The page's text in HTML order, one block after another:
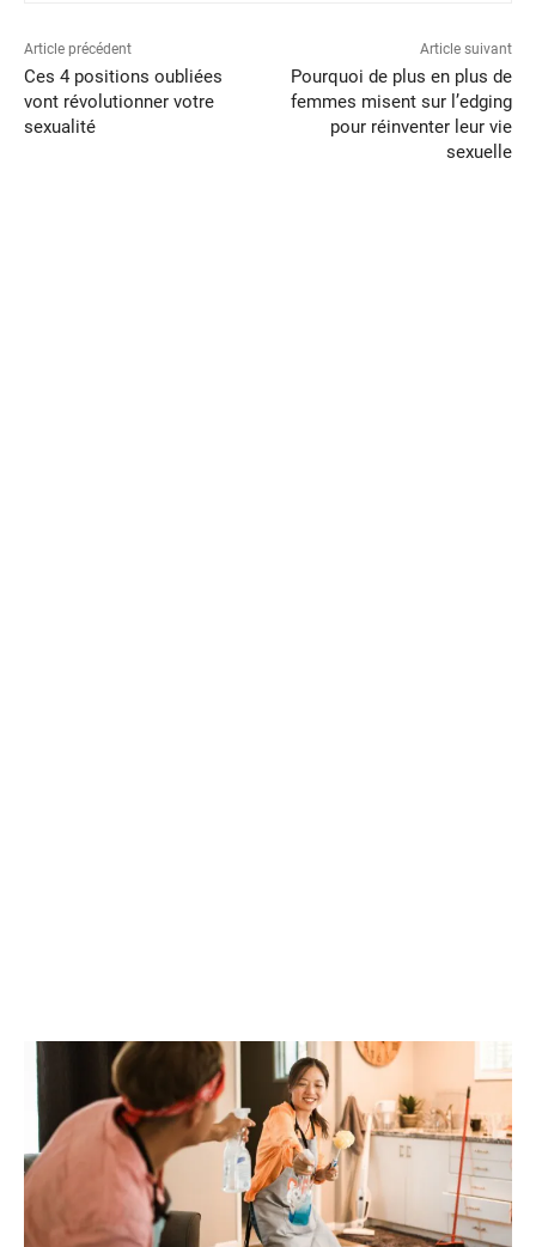
Article précédent
Ces 4 positions oubliées
vont révolutionner votre
sexualité
Article suivant
Pourquoi de plus en plus de
femmes misent sur l’edging
pour réinventer leur vie
sexuelle